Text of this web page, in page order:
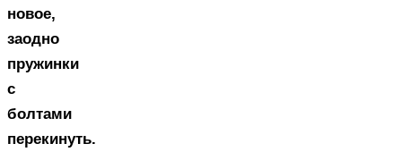
новое,
заодно
пружинки
с
болтами
перекинуть.